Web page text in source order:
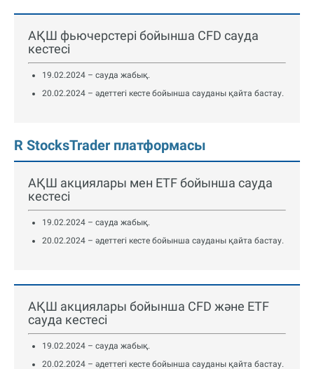
АҚШ фьючерстері бойынша CFD сауда
кестесі
19.02.2024 – сауда жабық.
20.02.2024 – әдеттегі кесте бойынша сауданы қайта бастау.
R StocksTrader платформасы
АҚШ акциялары мен ETF бойынша сауда
кестесі
19.02.2024 – сауда жабық.
20.02.2024 – әдеттегі кесте бойынша сауданы қайта бастау.
АҚШ акциялары бойынша CFD және ETF
сауда кестесі
19.02.2024 – сауда жабық.
20.02.2024 – әдеттегі кесте бойынша сауданы қайта бастау.